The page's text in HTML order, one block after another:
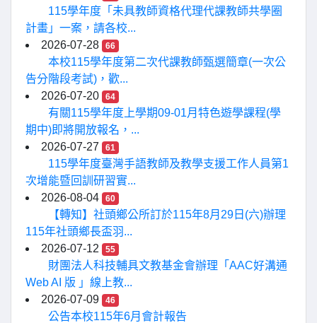
115學年度「未具教師資格代理代課教師共學圈
計畫」一案，請各校...
2026-07-28
66
本校115學年度第二次代課教師甄選簡章(一次公
告分階段考試)，歡...
2026-07-20
64
有關115學年度上學期09-01月特色遊學課程(學
期中)即將開放報名，...
2026-07-27
61
115學年度臺灣手語教師及教學支援工作人員第1
次增能暨回訓研習實...
2026-08-04
60
【轉知】社頭鄉公所訂於115年8月29日(六)辦理
115年社頭鄉長盃羽...
2026-07-12
55
財團法人科技輔具文教基金會辦理「AAC好溝通
Web AI 版 」線上教...
2026-07-09
46
公告本校115年6月會計報告